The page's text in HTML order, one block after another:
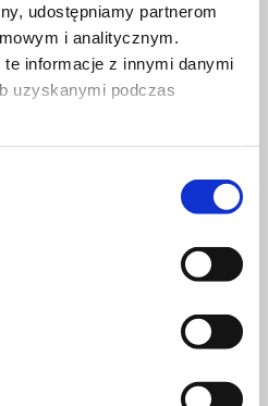
udostępniamy partnerom
i analitycznym.
te informacje z innymi danymi
uzyskanymi podczas
333 077